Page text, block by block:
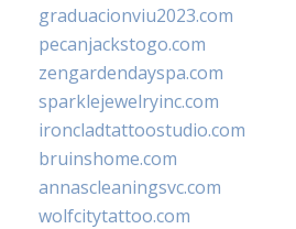
graduacionviu2023.com
pecanjackstogo.com
zengardendayspa.com
sparklejewelryinc.com
ironcladtattoostudio.com
bruinshome.com
annascleaningsvc.com
wolfcitytattoo.com